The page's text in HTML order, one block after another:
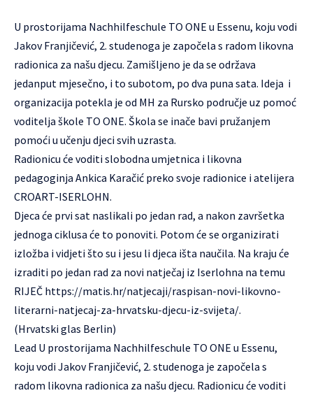
U prostorijama Nachhilfeschule TO ONE u Essenu, koju vodi
Jakov Franjičević, 2. studenoga je započela s radom likovna
radionica za našu djecu. Zamišljeno je da se održava
jedanput mjesečno, i to subotom, po dva puna sata. Ideja i
organizacija potekla je od MH za Rursko područje uz pomoć
voditelja škole TO ONE. Škola se inače bavi pružanjem
pomoći u učenju djeci svih uzrasta.
Radionicu će voditi slobodna umjetnica i likovna
pedagoginja Ankica Karačić preko svoje radionice i atelijera
CROART-ISERLOHN.
Djeca će prvi sat naslikali po jedan rad, a nakon završetka
jednoga ciklusa će to ponoviti. Potom će se organizirati
izložba i vidjeti što su i jesu li djeca išta naučila. Na kraju će
izraditi po jedan rad za novi natječaj iz Iserlohna na temu
RIJEČ https://matis.hr/natjecaji/raspisan-novi-likovno-
literarni-natjecaj-za-hrvatsku-djecu-iz-svijeta/.
(Hrvatski glas Berlin)
Lead U prostorijama Nachhilfeschule TO ONE u Essenu,
koju vodi Jakov Franjičević, 2. studenoga je započela s
radom likovna radionica za našu djecu. Radionicu će voditi